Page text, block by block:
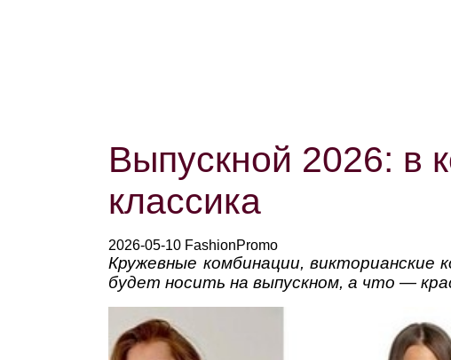
Выпускной 2026: в
классика
2026-05-10 FashionPromo
Кружевные комбинации,
будет носить на выпускном, а что —